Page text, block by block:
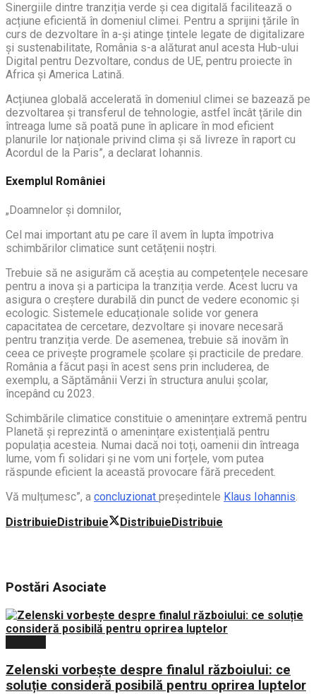
Sinergiile dintre tranziția verde și cea digitală facilitează o
acțiune eficientă în domeniul climei. Pentru a sprijini țările în
curs de dezvoltare în a-și atinge țintele legate de digitalizare
și sustenabilitate, România s-a alăturat anul acesta Hub-ului
Digital pentru Dezvoltare, condus de UE, pentru proiecte în
Africa și America Latină.
Acțiunea globală accelerată în domeniul climei se bazează pe
dezvoltarea și transferul de tehnologie, astfel încât țările din
întreaga lume să poată pune în aplicare în mod eficient
planurile lor naționale privind clima și să livreze în raport cu
Acordul de la Paris”, a declarat Iohannis.
Exemplul României
„Doamnelor și domnilor,
Cel mai important atu pe care îl avem în lupta împotriva
schimbărilor climatice sunt cetățenii noștri.
Trebuie să ne asigurăm că aceștia au competențele necesare
pentru a inova și a participa la tranziția verde. Acest lucru va
asigura o creștere durabilă din punct de vedere economic și
ecologic. Sistemele educaționale solide vor genera
capacitatea de cercetare, dezvoltare și inovare necesară
pentru tranziția verde. De asemenea, trebuie să inovăm în
ceea ce privește programele școlare și practicile de predare.
România a făcut pași în acest sens prin includerea, de
exemplu, a Săptămânii Verzi în structura anului școlar,
începând cu 2023.
Schimbările climatice constituie o amenințare extremă pentru
Planetă și reprezintă o amenințare existențială pentru
populația acesteia. Numai dacă noi toți, oamenii din întreaga
lume, vom fi solidari și ne vom uni forțele, vom putea
răspunde eficient la această provocare fără precedent.
Vă mulțumesc”, a concluzionat președintele Klaus Iohannis
DistribuieDistribuie DistribuieDistribuie
PostăriAsociate
Zelenski vorbește despre finalul războiului: ce
soluție consideră posibilă pentru oprirea luptelor